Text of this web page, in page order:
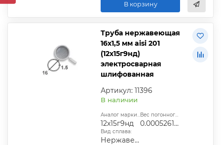
В корзину
Труба нержавеющая
16х1,5 мм aisi 201
(12х15г9нд)
электросварная
шлифованная
Артикул: 11396
В наличии
Аналог марки стали:
12х15г9нд
Вес погонного метра, т.:
0.0005261325
Вид сплава:
Нержавеющая сталь